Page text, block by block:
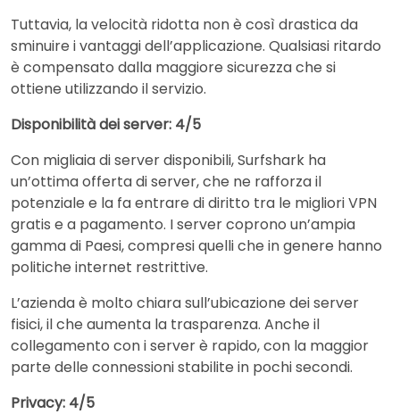
Tuttavia, la velocità ridotta non è così drastica da
sminuire i vantaggi dell’applicazione. Qualsiasi ritardo
è compensato dalla maggiore sicurezza che si
ottiene utilizzando il servizio.
Disponibilità dei server: 4/5
Con migliaia di server disponibili, Surfshark ha
un’ottima offerta di server, che ne rafforza il
potenziale e la fa entrare di diritto tra le migliori VPN
gratis e a pagamento. I server coprono un’ampia
gamma di Paesi, compresi quelli che in genere hanno
politiche internet restrittive.
L’azienda è molto chiara sull’ubicazione dei server
fisici, il che aumenta la trasparenza. Anche il
collegamento con i server è rapido, con la maggior
parte delle connessioni stabilite in pochi secondi.
Privacy: 4/5